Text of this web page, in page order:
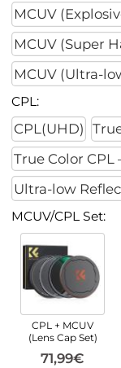
MCUV
MCUV (Super
MCUV (Ultra-
CPL:
CPL(UHD)
True Color
Ultra-low
MCUV/CPL Set:
CPL + MCUV
(Lens Cap Set)
71,99€